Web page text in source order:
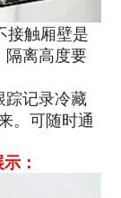
接触厢壁是
隔离高度要
记录冷藏
。可随时通
：